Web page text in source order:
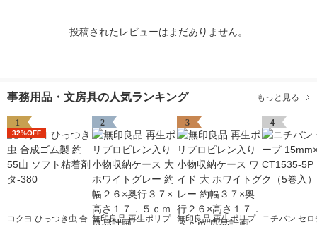
投稿されたレビューはまだありません。
事務用品・文房具の人気ランキング もっと見る
1
32%OFF
コクヨ ひっつき虫 合
2
無印良品 再生ポリプ
3
無印良品 再生ポリプ
4
ニチバン セ